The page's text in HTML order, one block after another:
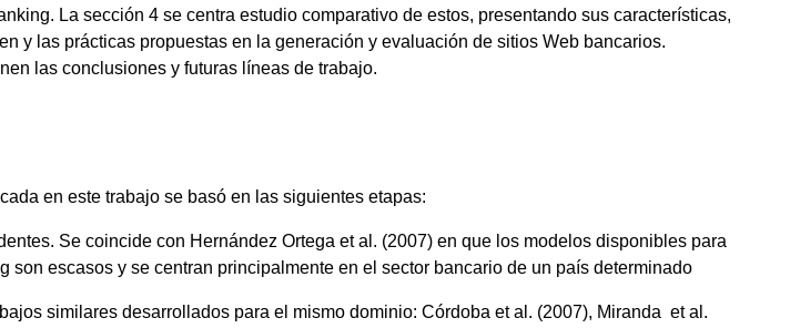
La sección 4 se centra estudio comparativo de estos, presentando sus características,
y las prácticas propuestas en la generación y evaluación de sitios Web bancarios.
las conclusiones y futuras líneas de trabajo.
en este trabajo se basó en las siguientes etapas:
Se coincide con Hernández Ortega et al. (2007) en que los modelos disponibles para
son escasos y se centran principalmente en el sector bancario de un país determinado
similares desarrollados para el mismo dominio: Córdoba et al. (2007), Miranda et al.